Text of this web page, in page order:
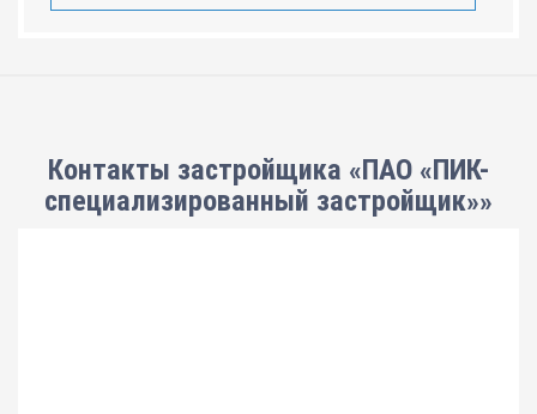
Контакты застройщика «ПАО «ПИК-
специализированный застройщик»»